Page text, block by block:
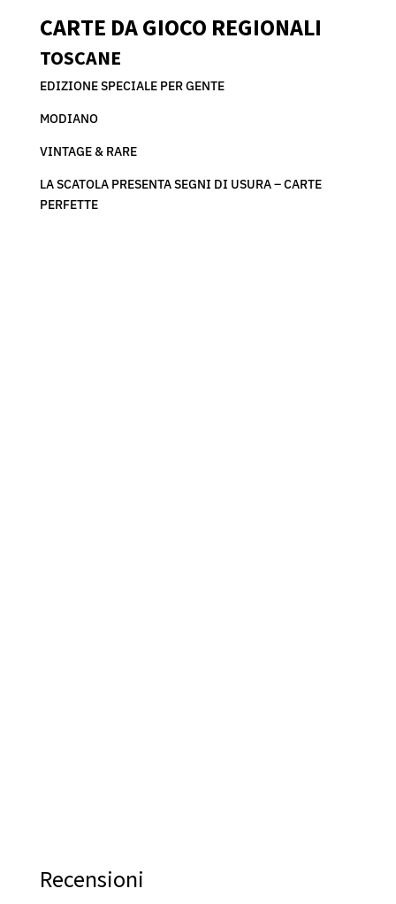
MODIANO/GENTE
-
RARE
-
quantità
CARTE DA GIOCO REGIONALI
TOSCANE
EDIZIONE SPECIALE PER GENTE
MODIANO
VINTAGE & RARE
LA SCATOLA PRESENTA SEGNI DI USURA – CARTE
PERFETTE
Recensioni